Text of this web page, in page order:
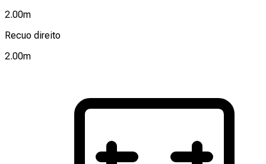
2.00m
Recuo direito
2.00m